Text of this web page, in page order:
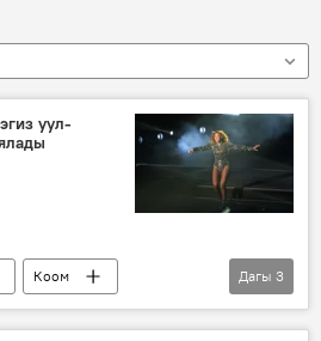
уул-
Коом
Сүрөт
Дагы 3